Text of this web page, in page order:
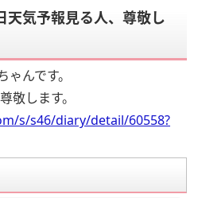
天気予報見る人、尊敬し
んです。
敬します。
s/s46/diary/detail/60558?